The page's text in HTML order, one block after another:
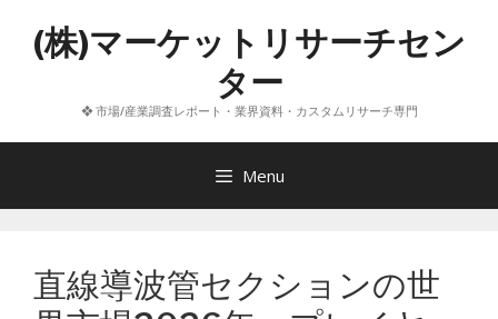
へ
(株)マーケットリサーチセン
ター
❖ 市場/産業調査レポート・業界資料・カスタムリサーチ専門
Menu
直線導波管セクションの世